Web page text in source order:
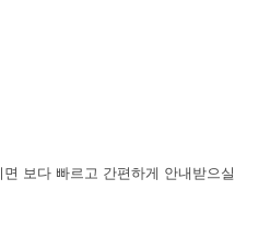
보다 빠르고 간편하게 안내받으실